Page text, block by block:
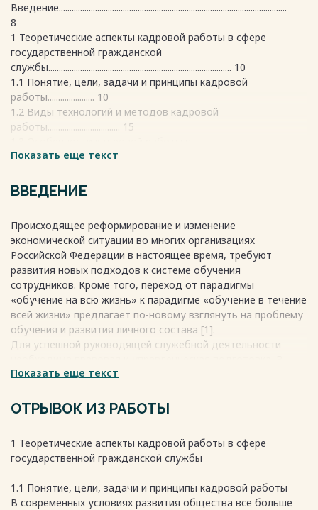
Введение...........................................................................................................
8
1 Теоретические аспекты кадровой работы в сфере
государственной гражданской
службы...................................................................................... 10
1.1 Понятие, цели, задачи и принципы кадровой
работы...................... 10
1.2 Виды технологий и методов кадровой
работы.................................. 15
ОМВД............................................ 22
России по Славянскому
району....................................................................................... 27
дел……………. 27
2.2 Анализ работы с личным
составом...................................................... 32
2.3 Анализ действующей системы обучения кадров и
проблемы в работе с личным
составом….......................................................................... 42
3 Разработка мероприятий по совершенствованию
технологий и системы обучения персонала в ОМВД России
по Славянскому
3.1 Характеристика мероприятий по совершенствованию
обучения........................................................................................................... 51
мероприятий... 58
3.3 Социальная и экономическая эффективность
мероприятий по совершенствованию технологий и
методов системы обучения персонала в ОМВД России по
Славянскому району………………………………….. 61
Показать еще текст
ВВЕДЕНИЕ
Происходящее реформирование и изменение
экономической ситуации во многих организациях
Российской Федерации в настоящее время, требуют
развития новых подходов к системе обучения
сотрудников. Кроме того, переход от парадигмы
«обучение на всю жизнь» к парадигме «обучение в течение
всей жизни» предлагает по-новому взглянуть на проблему
обучения и развития личного состава [1].
Для успешной руководящей служебной деятельности
настоящее время требуется высокий уровень
диплома о высшем образовании, невозможно построить
увереннее в своих профессиональных способностях, умеет
работать с документацией.
требует специфических знаний и навыков, для этого
Показать еще текст
ОТРЫВОК ИЗ РАБОТЫ
1 Теоретические аспекты кадровой работы в сфере
государственной гражданской службы
1.1 Понятие, цели, задачи и принципы кадровой работы
В современных условиях развития общества все больше